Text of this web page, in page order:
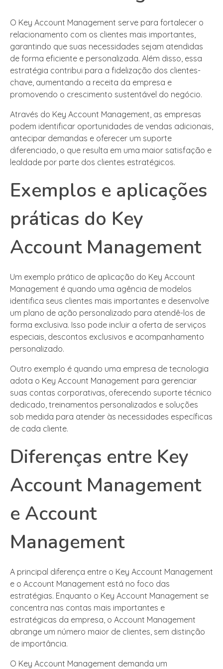
O Key Account Management serve para fortalecer o
relacionamento com os clientes mais importantes,
garantindo que suas necessidades sejam atendidas
de forma eficiente e personalizada. Além disso, essa
estratégia contribui para a fidelização dos clientes-
chave, aumentando a receita da empresa e
promovendo o crescimento sustentável do negócio.
Através do Key Account Management, as empresas
podem identificar oportunidades de vendas adicionais,
antecipar demandas e oferecer um suporte
diferenciado, o que resulta em uma maior satisfação e
lealdade por parte dos clientes estratégicos.
Exemplos e aplicações
práticas do Key
Account Management
Um exemplo prático de aplicação do Key Account
Management é quando uma agência de modelos
identifica seus clientes mais importantes e desenvolve
um plano de ação personalizado para atendê-los de
forma exclusiva. Isso pode incluir a oferta de serviços
especiais, descontos exclusivos e acompanhamento
personalizado.
Outro exemplo é quando uma empresa de tecnologia
adota o Key Account Management para gerenciar
suas contas corporativas, oferecendo suporte técnico
dedicado, treinamentos personalizados e soluções
sob medida para atender às necessidades específicas
de cada cliente.
Diferenças entre Key
Account Management
e Account
Management
A principal diferença entre o Key Account Management
e o Account Management está no foco das
estratégias. Enquanto o Key Account Management se
concentra nas contas mais importantes e
estratégicas da empresa, o Account Management
abrange um número maior de clientes, sem distinção
de importância.
O Key Account Management demanda um